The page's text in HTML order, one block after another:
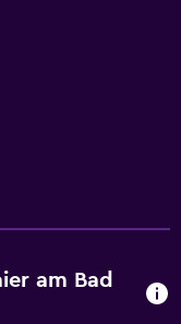
am Bad